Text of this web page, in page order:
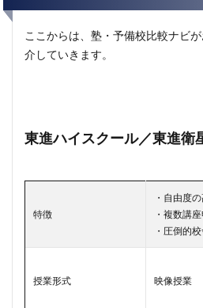
ここからは、塾・予備校比較ナビ
介していきます。
東進ハイスクール／東進衛
特徴
・自由度
・複数講
・圧倒的
授業形式 映像授業